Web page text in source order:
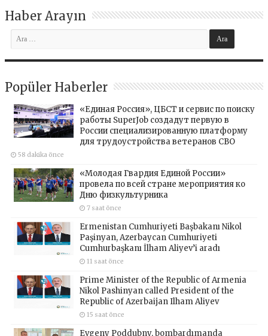
Haber Arayın
Popüler Haberler
«Единая Россия», ЦБСТ и сервис по поиску
работы SuperJob создадут первую в
России специализированную платформу
для трудоустройства ветеранов СВО
58 dakika önce
«Молодая Гвардия Единой России»
провела по всей стране мероприятия ко
Дню физкультурника
7 saat önce
Ermenistan Cumhuriyeti Başbakanı Nikol
Paşinyan, Azerbaycan Cumhuriyeti
Cumhurbaşkanı İlham Aliyev’i aradı
11 saat önce
Prime Minister of the Republic of Armenia
Nikol Pashinyan called President of the
Republic of Azerbaijan Ilham Aliyev
15 saat önce
Evgeny Poddubny, bombardımanda